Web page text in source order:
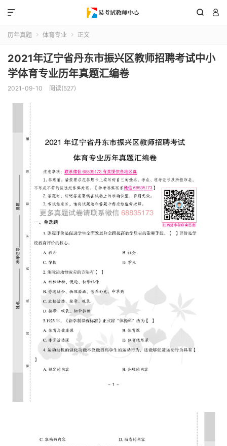
 

历年真题  体育专业  正文
2021年辽宁省丹东市振兴区教师招聘考试中小
学体育专业历年真题汇编卷
2021-09-10 阅读(527)